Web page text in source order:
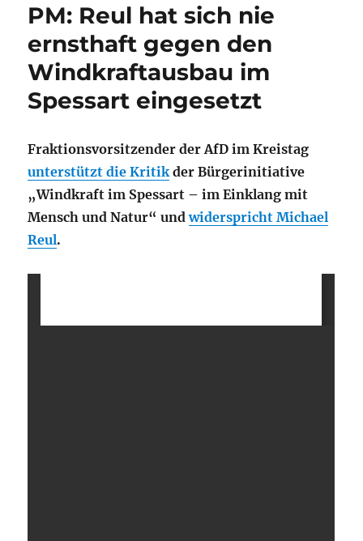
PM: Reul hat sich nie
ernsthaft gegen den
Windkraftausbau im
Spessart eingesetzt
Fraktionsvorsitzender der AfD im Kreistag
unterstützt die Kritikder Bürgerinitiative
„Windkraft im Spessart – im Einklang mit
Mensch und Natur“ undwiderspricht Michael
Reul.